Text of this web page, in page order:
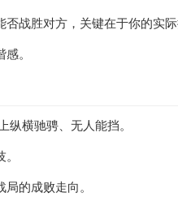
战胜对方，关键在于你的实际
。
纵横驰骋、无人能挡。
的成败走向。